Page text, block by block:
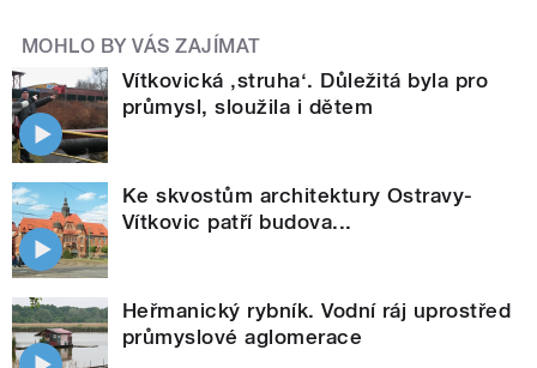
MOHLO BY VÁS ZAJÍMAT
Vítkovická ‚struha‘. Důležitá byla pro
průmysl, sloužila i dětem
Ke skvostům architektury Ostravy-
Vítkovic patří budova...
Heřmanický rybník. Vodní ráj uprostřed
průmyslové aglomerace